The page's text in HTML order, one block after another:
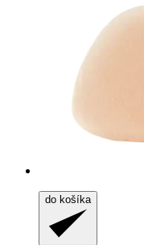
do košíka